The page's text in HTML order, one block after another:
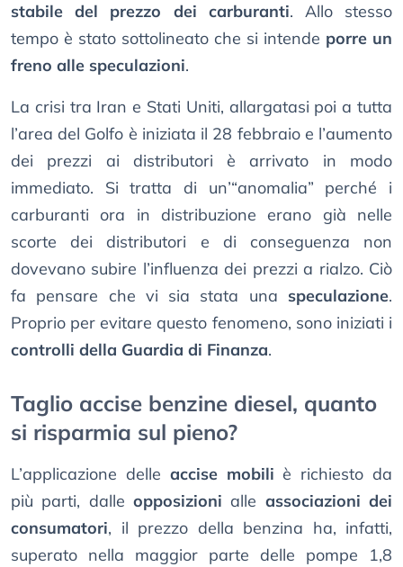
stabile del prezzo dei carburanti. Allo stesso
tempo è stato sottolineato che si intende porre un
freno alle speculazioni.
La crisi tra Iran e Stati Uniti, allargatasi poi a tutta
l’area del Golfo è iniziata il 28 febbraio e l’aumento
dei prezzi ai distributori è arrivato in modo
immediato. Si tratta di un’“anomalia” perché i
carburanti ora in distribuzione erano già nelle
scorte dei distributori e di conseguenza non
dovevano subire l’influenza dei prezzi a rialzo. Ciò
fa pensare che vi sia stata una speculazione.
Proprio per evitare questo fenomeno, sono iniziati i
controlli della Guardia di Finanza.
Taglio accise benzine diesel, quanto
si risparmia sul pieno?
L’applicazione delle accise mobili è richiesto da
più parti, dalle opposizioni alle associazioni dei
consumatori, il prezzo della benzina ha, infatti,
superato nella maggior parte delle pompe 1,8